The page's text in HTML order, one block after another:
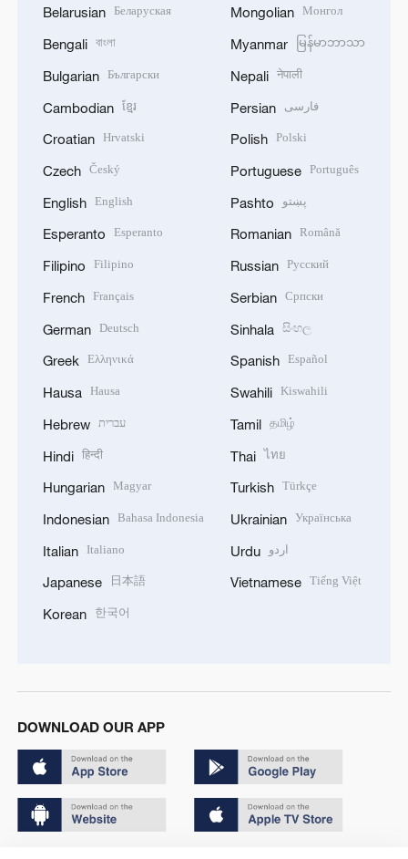
Belarusian Беларуская
Bengali বাংলা
Bulgarian Български
Cambodian ខ្មែរ
Croatian Hrvatski
Czech Český
English English
Esperanto Esperanto
Filipino Filipino
French Français
German Deutsch
Greek Ελληνικά
Hausa Hausa
Hebrew עברית
Hindi हिन्दी
Hungarian Magyar
Indonesian Bahasa Indonesia
Italian Italiano
Japanese 日本語
Korean 한국어
Mongolian Монгол
Myanmar မြန်မာဘာသာ
Nepali नेपाली
Persian فارسی
Polish Polski
Portuguese Português
Pashto پښتو
Romanian Română
Russian Русский
Serbian Српски
Sinhala සිංහල
Spanish Español
Swahili Kiswahili
Tamil தமிழ்
Thai ไทย
Turkish Türkçe
Ukrainian Українська
Urdu اردو
Vietnamese Tiếng Việt
DOWNLOAD OUR APP